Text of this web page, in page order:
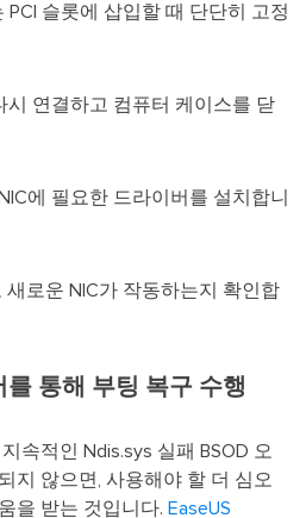
PCI 슬롯에 삽입할 때 단단히 고정
시 연결하고 컴퓨터 케이스를 닫
에 필요한 드라이버를 설치합니
새로운 NIC가 작동하는지 확인합
통해 부팅 복구 수행
속적인 Ndis.sys 실패 BSOD 오
지 않으면, 사용해야 할 더 심오
을 받는 것입니다.EaseUS